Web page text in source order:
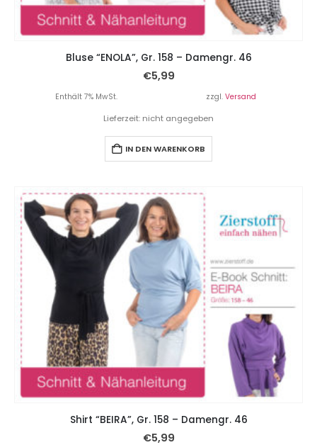
Bluse “ENOLA”, Gr. 158 – Damengr. 46
€5,99
Enthält 7% MwSt. zzgl. Versand
Lieferzeit: nicht angegeben
IN DEN WARENKORB
Shirt “BEIRA”, Gr. 158 – Damengr. 46
€5,99